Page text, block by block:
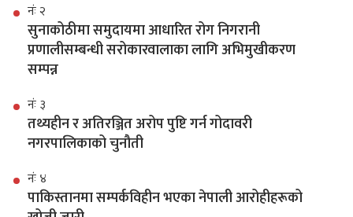
नंः २
सुनाकोठीमा समुदायमा आधारित रोग निगरानी
प्रणालीसम्बन्धी सरोकारवालाका लागि अभिमुखीकरण
सम्पन्न
नंः ३
तथ्यहीन र अतिरञ्जित अरोप पुष्टि गर्न गोदावरी
नगरपालिकाको चुनौती
नंः ४
पाकिस्तानमा सम्पर्कविहीन भएका नेपाली आरोहीहरूको